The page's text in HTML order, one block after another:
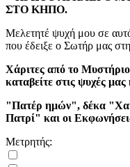
ΣΤΟ ΚΗΠΟ.
Μελετητέ ψυχή μου σε
που έδειξε ο Σωτήρ μας
Χάριτες από το
καταβείτε στις ψυχές
"Πατέρ ημών", δέκα
Πατρί" και οι
Μετρητής: